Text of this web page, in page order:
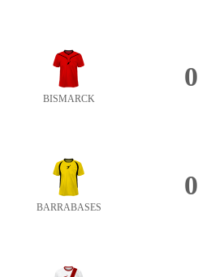
BISMARCK
0
BARRABASES
0